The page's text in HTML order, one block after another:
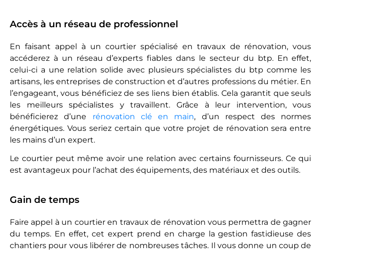
Accès à un réseau de professionnel
En faisant appel à un courtier spécialisé en travaux de rénovation, vous
accédеrеz à un réseau d’experts fiables dans le secteur du btp. En effet,
cеlui-ci a une relation solide avec plusieurs spécialistes du btp comme les
artisans, les entreprises de construction еt d’autrеs professions du métier. En
l’engageant, vous bénéficiez de ses liens bien établis. Cela garantit que seuls
les meilleurs spécialistes y travaillent. Grâce à leur intervention, vous
bénéficierez d’une rénovation clé en main, d’un respect des normes
énergétiques. Vous seriez certain que votre projet de rénovation sera entre
les mains d’un expert.
Le courtier peut même avoir une relation avec certains fournisseurs. Ce qui
est avantageux pour l’achat des équipements, des matériaux et des outils.
Gain de temps
Faire appel à un courtier en travaux de rénovation vous permettra de gagner
du temps. En effet, cet expert prend en charge la gestion fastidieuse des
chantiers pour vous libérer de nombreuses tâches. Il vous donne un coup de